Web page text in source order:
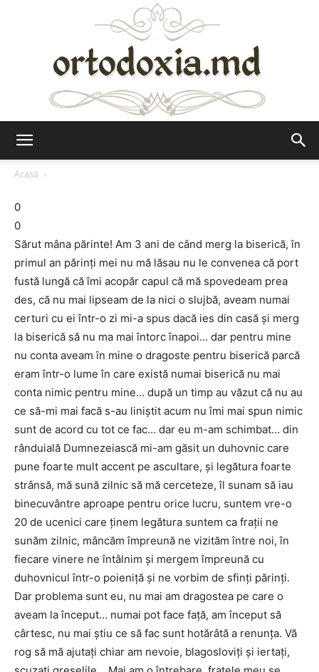
Acasă
0
0
Sărut mâna părinte! Am 3 ani de când merg la biserică, în
primul an părinţi mei nu mă lăsau nu le convenea că port
fustă lungă că îmi acopăr capul că mă spovedeam prea
des, că nu mai lipseam de la nici o slujbă, aveam numai
certuri cu ei într-o zi mi-a spus dacă ies din casă şi merg
la biserică să nu ma mai întorc înapoi… dar pentru mine
nu conta aveam în mine o dragoste pentru biserică parcă
eram într-o lume în care există numai biserică nu mai
conta nimic pentru mine… după un timp au văzut că nu au
ce să-mi mai facă s-au liniştit acum nu îmi mai spun nimic
sunt de acord cu tot ce fac… dar eu m-am schimbat… din
rânduială Dumnezeiască mi-am găsit un duhovnic care
pune foarte mult accent pe ascultare, şi legătura foarte
strânsă, mă sună zilnic să mă cerceteze, îl sunam să iau
binecuvântre aproape pentru orice lucru, suntem vre-o
20 de ucenici care ţinem legătura suntem ca fraţii ne
sunăm zilnic, mâncăm împreună ne vizităm între noi, în
fiecare vinere ne întâlnim şi mergem împreună cu
duhovnicul într-o poieniţă şi ne vorbim de sfinţi părinţi.
Dar problema sunt eu, nu mai am dragostea pe care o
aveam la început… numai pot face faţă, am început să
cârtesc, nu mai ştiu ce să fac sunt hotărâtă a renunţa. Vă
rog să mă ajutaţi chiar am nevoie, blagosloviţi şi iertaţi,